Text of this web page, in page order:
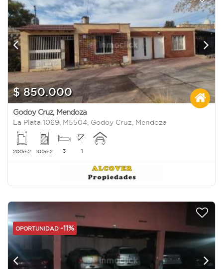
$ 850.000
Godoy Cruz, Mendoza
La Plata 1069, M5504, Godoy Cruz, Mendoza
200m2 100m2 3 1
OPORTUNIDAD -11%